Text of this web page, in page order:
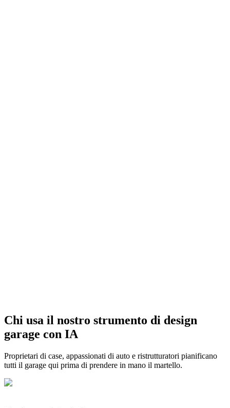
Inizia gratis
Chi usa il nostro strumento di design
garage con IA
Proprietari di case, appassionati di auto e ristrutturatori pianificano
tutti il garage qui prima di prendere in mano il martello.